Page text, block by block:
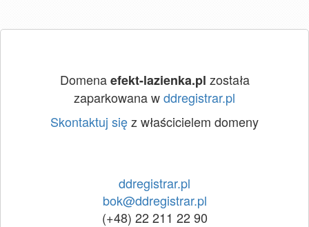
Domenaefekt-lazienka.pl została
zaparkowana wddregistrar.pl
Skontaktuj sięz właścicielem domeny
ddregistrar.pl
bok@ddregistrar.pl
(+48) 22 211 22 90